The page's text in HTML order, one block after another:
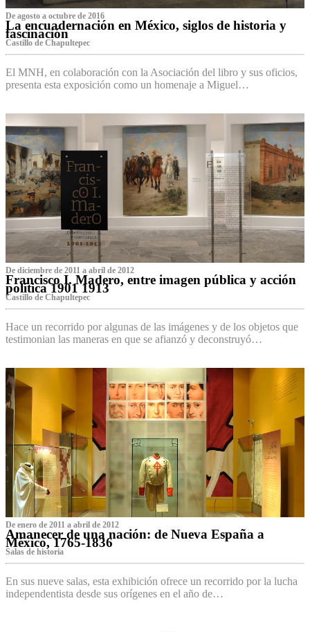
De agosto a octubre de 2016
La encuadernación en México, siglos de historia y
fascinación
Castillo de Chapultepec
El MNH, en colaboración con la Asociación del libro y sus oficios,
presenta esta exposición como un homenaje a Miguel…
De diciembre de 2011 a abril de 2012
Francisco I. Madero, entre imagen pública y acción
política 1901 1913
Castillo de Chapultepec
Hace un recorrido por algunas de las imágenes y de los objetos que
testimonian las maneras en que se afianzó y deconstruyó…
De enero de 2011 a abril de 2012
Amanecer de una nación: de Nueva España a
México, 1765-1836
Salas de historia
En sus nueve salas, esta exhibición ofrece un recorrido por la lucha
independentista desde sus orígenes en el año de…